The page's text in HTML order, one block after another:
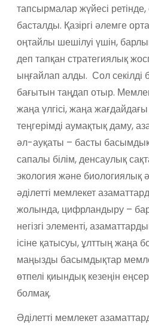
тапсырмалар жүйесі
басталды. Қазіргі әлемге
оңтайлы шешілуі үшін,
деп тапқан стратегиялық
ыңғайлап алды. Сол секілді
бағытын таңдап отыр.
жаңа үлгісі, жаңа
теңгерімді аумақтық даму,
әл-ауқаты – басты басымдық,
сапалы білім, денсаулық
экология және биологиялық
әділетті мемлекет
жолында, цифрландыру –
негізгі элементі,
ісіне қатысуы, ұлттың жаңа
маңызды басымдықтар
өтпелі қиындық кезеңін
болмақ.
Әділетті мемлекет